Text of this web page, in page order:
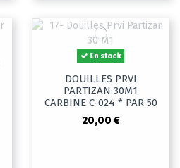
En stock
DOUILLES PRVI
PARTIZAN 30M1
CARBINE C-024 * PAR 50
20,00 €